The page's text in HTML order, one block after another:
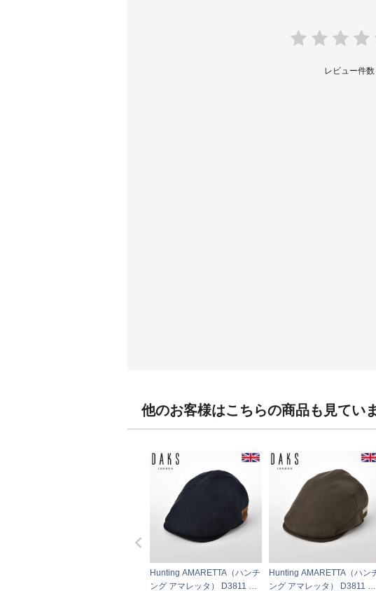
レビュー件数
他のお客様はこちらの商品も見てい
Hunting AMARETTA（ハンチ
ング アマレッタ） D3811 ネ
Hunting AMARETTA（ハン
ング アマレッタ） D3811 カ